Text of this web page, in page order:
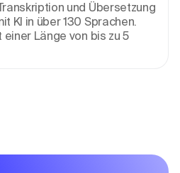
und Übersetzung
KI in über 130 Sprachen.
Länge von bis zu 5